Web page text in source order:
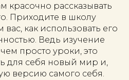
красочно рассказывать
Приходите в школу
как использовать его
Ведь изучение
просто уроки, это
для себя новый мир и,
версию самого себя.